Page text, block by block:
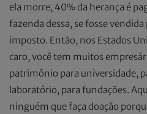
ela morre, 40% da herança é
fazenda dessa, se fosse
imposto. Então, nos Estados
caro, você tem muitos
patrimônio para universidade,
laboratório, para fundações.
ninguém que faça doação